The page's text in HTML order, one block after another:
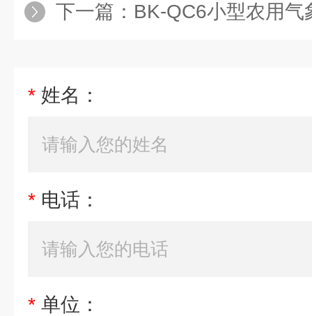
下一篇： BK-QC6小型农用气
* 姓名：
* 电话：
* 单位：